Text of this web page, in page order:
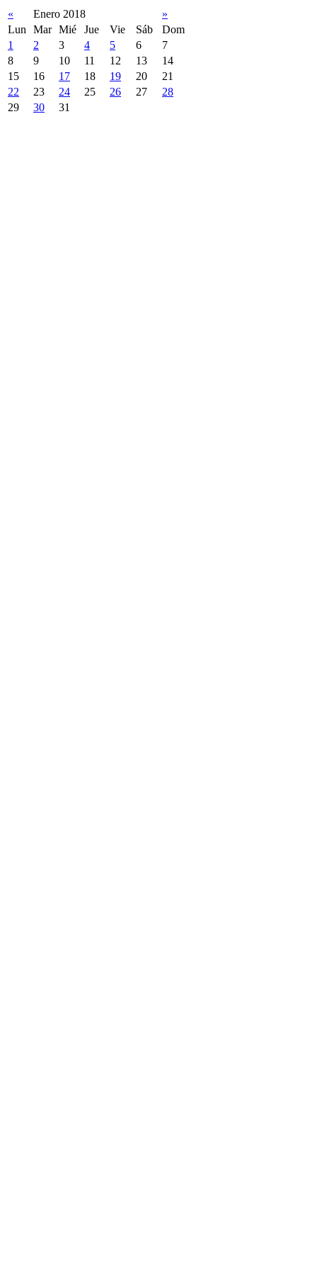
« Enero 2018
»
Lun
Mar Mié Jue Vie Sáb
Dom
1
2 3 4 5 6
7
8
9 10 11 12 13
14
15
16 17 18 19 20
21
22
23 24 25 26 27
28
29
30 31